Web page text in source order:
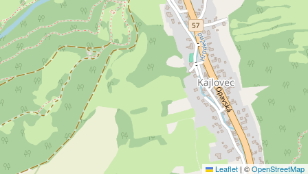
Leaflet | ©OpenStreetMap